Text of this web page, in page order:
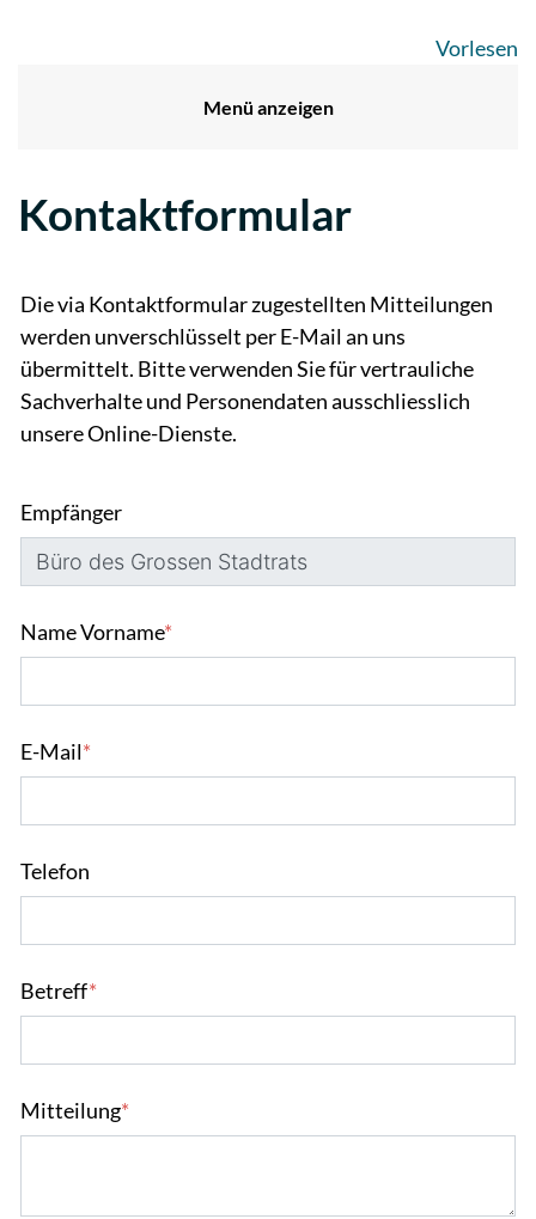
Vorlesen
Menü anzeigen
Kontaktformular
Die via Kontaktformular zugestellten Mitteilungen
werden unverschlüsselt per E-Mail an uns
übermittelt. Bitte verwenden Sie für vertrauliche
Sachverhalte und Personendaten ausschliesslich
unsere Online-Dienste.
Empfänger
Name Vorname*
E-Mail*
Telefon
Betreff*
Mitteilung*